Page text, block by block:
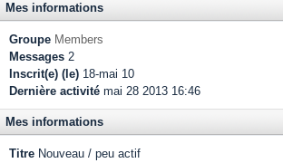
Mes informations
Groupe Members
Messages 2
Inscrit(e) (le) 18-mai 10
Dernière activité mai 28 2013 16:46
Mes informations
Titre Nouveau / peu actif